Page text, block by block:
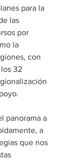
para la
las
por
la
con
32
panorama a
a
que nos